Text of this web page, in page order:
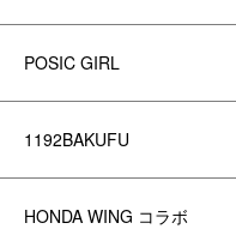
POSIC GIRL
1192BAKUFU
HONDA WING コラボ